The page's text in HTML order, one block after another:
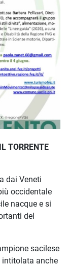
TORRENTE
dai Veneti
occidentale
nacque e si
del
sacilese
intitolata anche